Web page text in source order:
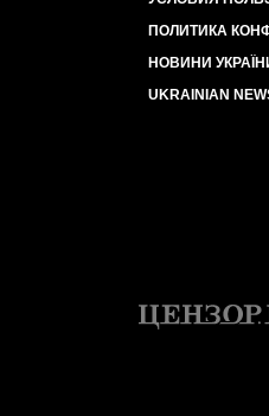
ПОЛИТИКА
НОВИНИ
UKRAINIAN